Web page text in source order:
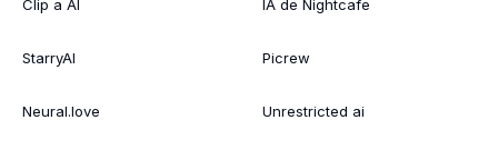
Clip a AI
StarryAI
Neural.love
IA de Nightcafe
Picrew
Unrestricted ai